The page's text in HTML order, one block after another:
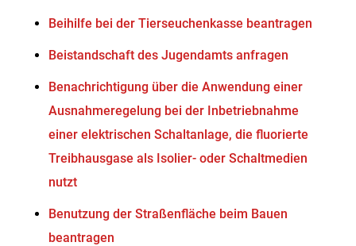
Beihilfe bei der Tierseuchenkasse beantragen
Beistandschaft des Jugendamts anfragen
Benachrichtigung über die Anwendung einer
Ausnahmeregelung bei der Inbetriebnahme
einer elektrischen Schaltanlage, die fluorierte
Treibhausgase als Isolier- oder Schaltmedien
nutzt
Benutzung der Straßenfläche beim Bauen
beantragen